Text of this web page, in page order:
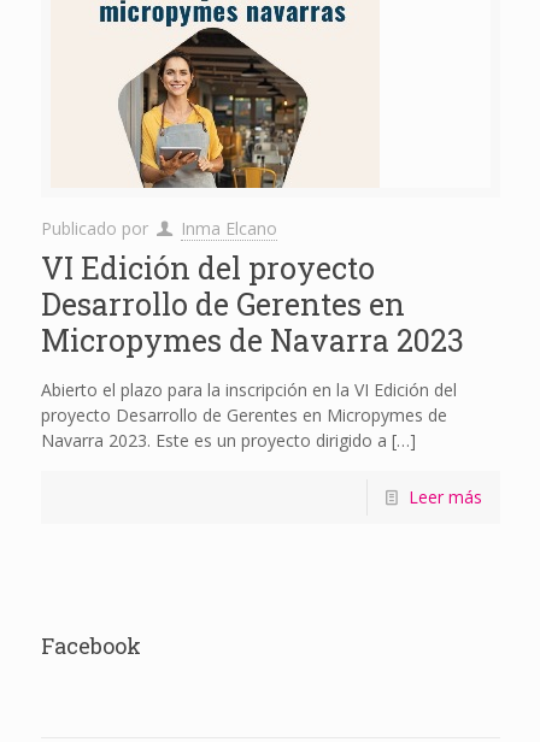
Publicado por Inma Elcano
VI Edición del proyecto
Desarrollo de Gerentes en
Micropymes de Navarra 2023
Abierto el plazo para la inscripción en la VI Edición del
proyecto Desarrollo de Gerentes en Micropymes de
Navarra 2023. Este es un proyecto dirigido a […]
Leer más
Facebook